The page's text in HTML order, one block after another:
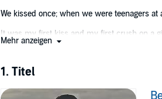
We kissed once; when we were teenagers at
It was my first kiss and my first crush on a
My family moved away from the town I
I never forgot about Hannah, but seeing her
Mehr anzeigen
1. Titel